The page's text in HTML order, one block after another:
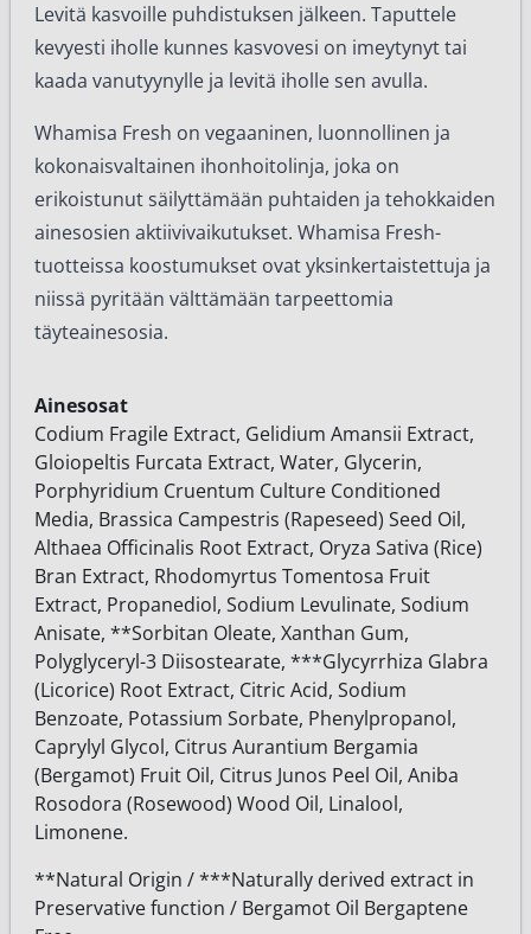
Levitä kasvoille puhdistuksen jälkeen. Taputtele
kevyesti iholle kunnes kasvovesi on imeytynyt tai
kaada vanutyynylle ja levitä iholle sen avulla.
Whamisa Fresh on vegaaninen, luonnollinen ja
kokonaisvaltainen ihonhoitolinja, joka on
erikoistunut säilyttämään puhtaiden ja tehokkaiden
ainesosien aktiivivaikutukset. Whamisa Fresh-
tuotteissa koostumukset ovat yksinkertaistettuja ja
niissä pyritään välttämään tarpeettomia
täyteainesosia.
Ainesosat
Codium Fragile Extract, Gelidium Amansii Extract,
Gloiopeltis Furcata Extract, Water, Glycerin,
Porphyridium Cruentum Culture Conditioned
Media, Brassica Campestris (Rapeseed) Seed Oil,
Althaea Officinalis Root Extract, Oryza Sativa (Rice)
Bran Extract, Rhodomyrtus Tomentosa Fruit
Extract, Propanediol, Sodium Levulinate, Sodium
Anisate, **Sorbitan Oleate, Xanthan Gum,
Polyglyceryl-3 Diisostearate, ***Glycyrrhiza Glabra
(Licorice) Root Extract, Citric Acid, Sodium
Benzoate, Potassium Sorbate, Phenylpropanol,
Caprylyl Glycol, Citrus Aurantium Bergamia
(Bergamot) Fruit Oil, Citrus Junos Peel Oil, Aniba
Rosodora (Rosewood) Wood Oil, Linalool,
Limonene.
**Natural Origin / ***Naturally derived extract in
Preservative function / Bergamot Oil Bergaptene